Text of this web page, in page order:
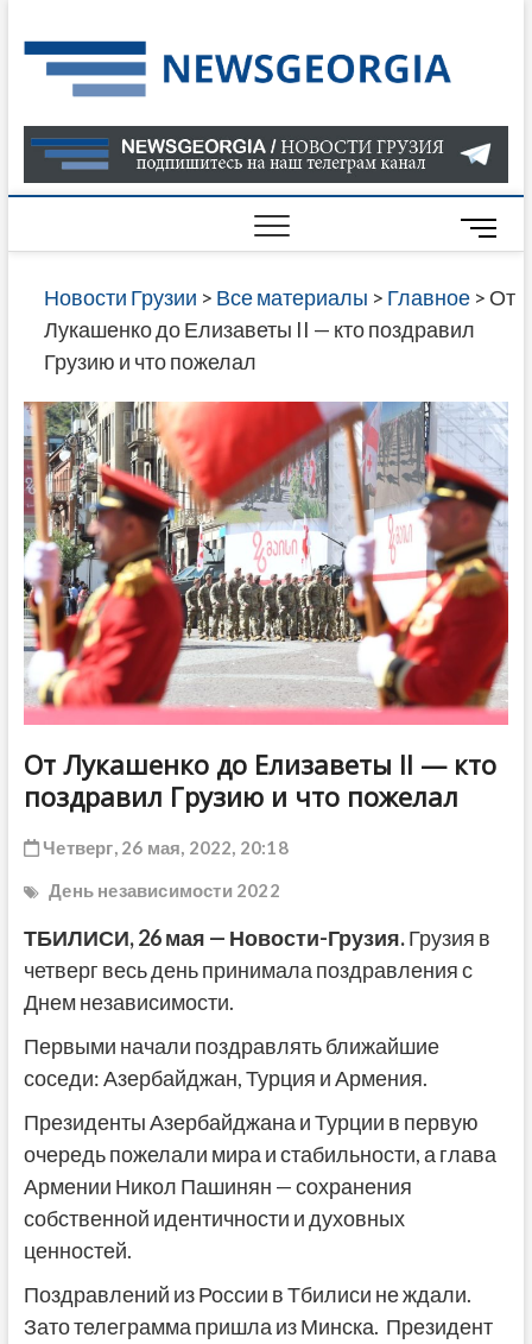
to
content
О
В
ГРУЗИИ
САЙТЕ
M
e
n
u
t
t
o
n
Новости Грузии > Все материалы > Главное> От
Лукашенко до Елизаветы II — кто поздравил
Грузию и что пожелал
От Лукашенко до Елизаветы II — кто
поздравил Грузию и что пожелал
Четверг, 26 мая, 2022, 20:18
День независимости 2022
ТБИЛИСИ, 26 мая — Новости-Грузия.Грузия в
четверг весь день принимала поздравления с
Днем независимости.
Первыми начали поздравлять ближайшие
соседи: Азербайджан, Турция и Армения.
Президенты Азербайджана и Турции в первую
очередь пожелали мира и стабильности, а глава
Армении Никол Пашинян — сохранения
собственной идентичности и духовных
ценностей.
Поздравлений из России в Тбилиси не ждали.
Зато телеграмма пришла из Минска. Президент